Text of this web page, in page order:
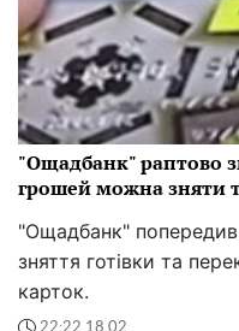
"Ощадбанк" раптово
грошей можна зняти
"Ощадбанк" попередив
зняття готівки та
карток.
22:22 18.02